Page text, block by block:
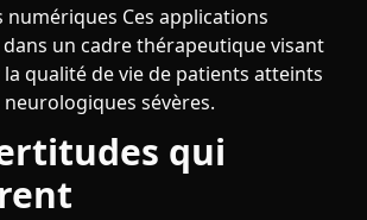
Ces applications
un cadre thérapeutique visant
qualité de vie de patients atteints
sévères.
qui